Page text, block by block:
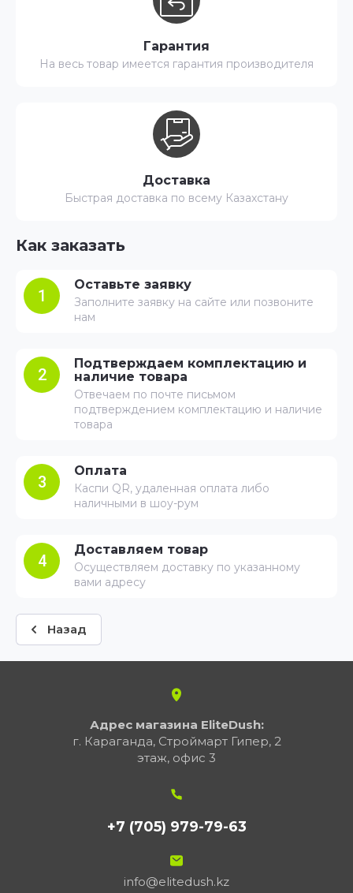
Как заказать
1
Оставьте заявку
Заполните заявку на сайте или позвоните
нам
2
Подтверждаем комплектацию и
наличие товара
Отвечаем по почте письмом
подтверждением комплектацию и наличие
товара
3
Оплата
Каспи QR, удаленная оплата либо
наличными в шоу-рум
4
Доставляем товар
Осуществляем доставку по указанному
вами адресу
Гарантия
На весь товар имеется гарантия производителя
Доставка
Быстрая доставка по всему Казахстану
Назад
Адрес магазина EliteDush:
г. Караганда, Строймарт Гипер, 2
этаж, офис 3
+7 (705) 979-79-63
info@elitedush.kz